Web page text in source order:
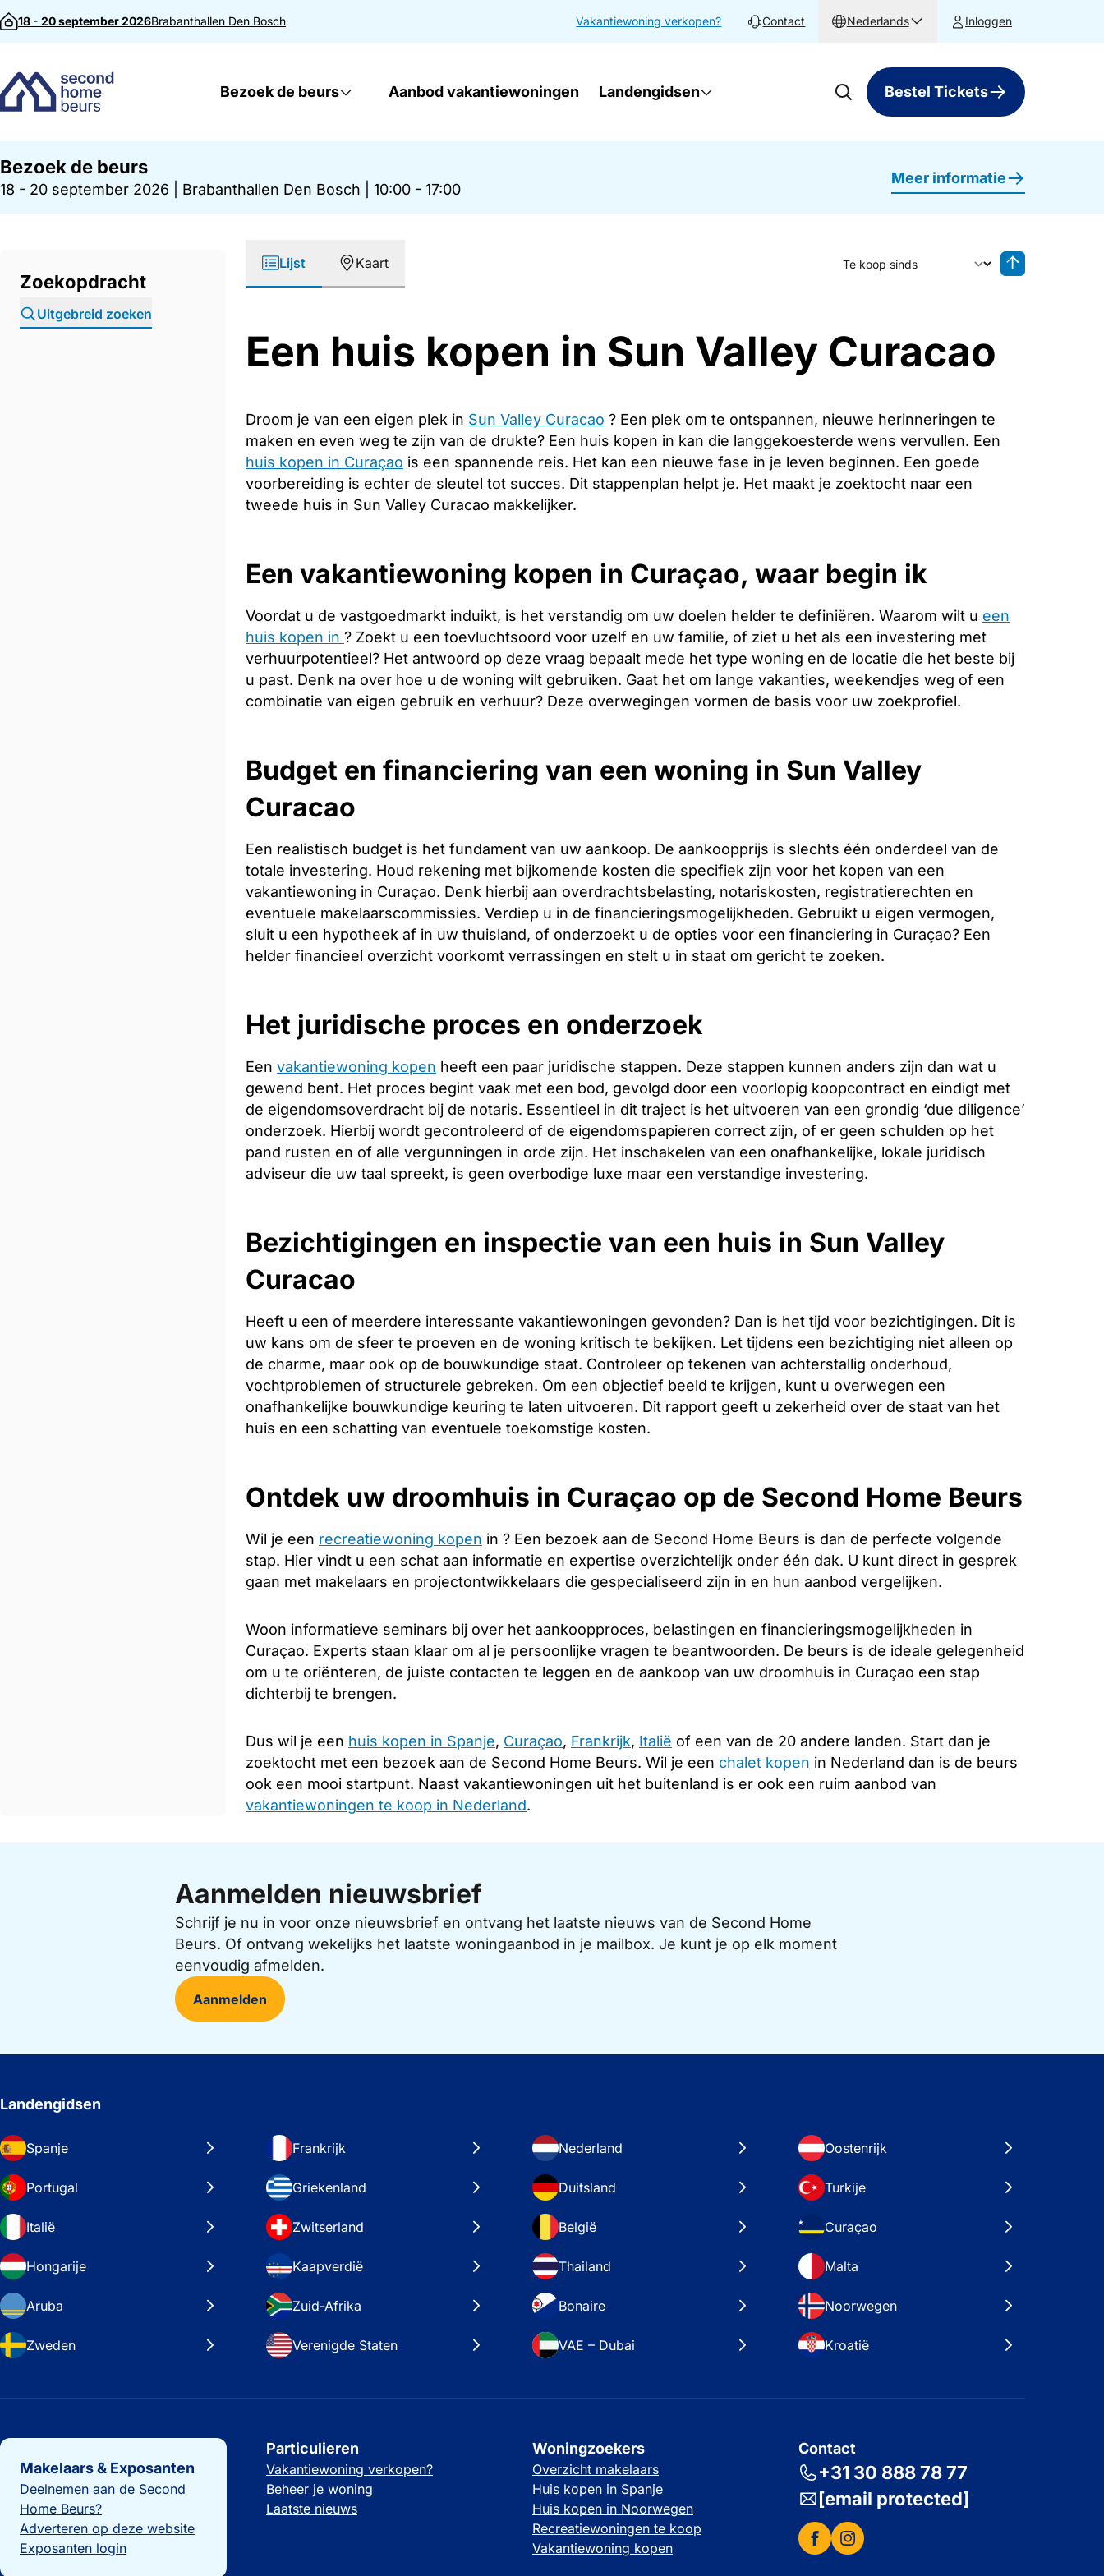
Direct naar inhoud
18 - 20 september 2026Brabanthallen Den Bosch Vakantiewoning verkopen? Contact Nederlands Inloggen
Bezoek de beurs Aanbod vakantiewoningen Landengidsen Bestel Tickets
Bezoek de beurs
18 - 20 september 2026 Brabanthallen Den Bosch 10:00 - 17:00
Meer informatie
Zoekopdracht
Uitgebreid zoeken
Lijst Kaart
Sorteer op
Een huis kopen in Sun Valley Curacao
Droom je van een eigen plek in Sun Valley Curacao ? Een plek om te ontspannen, nieuwe herinneringen te
maken en even weg te zijn van de drukte? Een huis kopen in kan die langgekoesterde wens vervullen. Een
huis kopen in Curaçao is een spannende reis. Het kan een nieuwe fase in je leven beginnen. Een goede
voorbereiding is echter de sleutel tot succes. Dit stappenplan helpt je. Het maakt je zoektocht naar een
tweede huis in Sun Valley Curacao makkelijker.
Een vakantiewoning kopen in Curaçao, waar begin ik
Voordat u de vastgoedmarkt induikt, is het verstandig om uw doelen helder te definiëren. Waarom wilt u een
huis kopen in ? Zoekt u een toevluchtsoord voor uzelf en uw familie, of ziet u het als een investering met
verhuurpotentieel? Het antwoord op deze vraag bepaalt mede het type woning en de locatie die het beste bij
u past. Denk na over hoe u de woning wilt gebruiken. Gaat het om lange vakanties, weekendjes weg of een
combinatie van eigen gebruik en verhuur? Deze overwegingen vormen de basis voor uw zoekprofiel.
Budget en financiering van een woning in Sun Valley
Curacao
Een realistisch budget is het fundament van uw aankoop. De aankoopprijs is slechts één onderdeel van de
totale investering. Houd rekening met bijkomende kosten die specifiek zijn voor het kopen van een
vakantiewoning in Curaçao. Denk hierbij aan overdrachtsbelasting, notariskosten, registratierechten en
eventuele makelaarscommissies. Verdiep u in de financieringsmogelijkheden. Gebruikt u eigen vermogen,
sluit u een hypotheek af in uw thuisland, of onderzoekt u de opties voor een financiering in Curaçao? Een
helder financieel overzicht voorkomt verrassingen en stelt u in staat om gericht te zoeken.
Het juridische proces en onderzoek
Een vakantiewoning kopen heeft een paar juridische stappen. Deze stappen kunnen anders zijn dan wat u
gewend bent. Het proces begint vaak met een bod, gevolgd door een voorlopig koopcontract en eindigt met
de eigendomsoverdracht bij de notaris. Essentieel in dit traject is het uitvoeren van een grondig ‘due diligence’
onderzoek. Hierbij wordt gecontroleerd of de eigendomspapieren correct zijn, of er geen schulden op het
pand rusten en of alle vergunningen in orde zijn. Het inschakelen van een onafhankelijke, lokale juridisch
adviseur die uw taal spreekt, is geen overbodige luxe maar een verstandige investering.
Bezichtigingen en inspectie van een huis in Sun Valley
Curacao
Heeft u een of meerdere interessante vakantiewoningen gevonden? Dan is het tijd voor bezichtigingen. Dit is
uw kans om de sfeer te proeven en de woning kritisch te bekijken. Let tijdens een bezichtiging niet alleen op
de charme, maar ook op de bouwkundige staat. Controleer op tekenen van achterstallig onderhoud,
vochtproblemen of structurele gebreken. Om een objectief beeld te krijgen, kunt u overwegen een
onafhankelijke bouwkundige keuring te laten uitvoeren. Dit rapport geeft u zekerheid over de staat van het
huis en een schatting van eventuele toekomstige kosten.
Ontdek uw droomhuis in Curaçao op de Second Home Beurs
Wil je een recreatiewoning kopen in ? Een bezoek aan de Second Home Beurs is dan de perfecte volgende
stap. Hier vindt u een schat aan informatie en expertise overzichtelijk onder één dak. U kunt direct in gesprek
gaan met makelaars en projectontwikkelaars die gespecialiseerd zijn in en hun aanbod vergelijken.
Woon informatieve seminars bij over het aankoopproces, belastingen en financieringsmogelijkheden in
Curaçao. Experts staan klaar om al je persoonlijke vragen te beantwoorden. De beurs is de ideale gelegenheid
om u te oriënteren, de juiste contacten te leggen en de aankoop van uw droomhuis in Curaçao een stap
dichterbij te brengen.
Dus wil je een huis kopen in Spanje, Curaçao, Frankrijk, Italië of een van de 20 andere landen. Start dan je
zoektocht met een bezoek aan de Second Home Beurs. Wil je een chalet kopen in Nederland dan is de beurs
ook een mooi startpunt. Naast vakantiewoningen uit het buitenland is er ook een ruim aanbod van
vakantiewoningen te koop in Nederland.
Aanmelden nieuwsbrief
Schrijf je nu in voor onze nieuwsbrief en ontvang het laatste nieuws van de Second Home
Beurs. Of ontvang wekelijks het laatste woningaanbod in je mailbox. Je kunt je op elk moment
eenvoudig afmelden.
Aanmelden
Landengidsen
Spanje Frankrijk Nederland Oostenrijk
Portugal Griekenland Duitsland Turkije
Italië Zwitserland België Curaçao
Hongarije Kaapverdië Thailand Malta
Aruba Zuid-Afrika Bonaire Noorwegen
Zweden Verenigde Staten VAE – Dubai Kroatië
Belangrijke links
Makelaars & Exposanten
Deelnemen aan de Second
Home Beurs?
Adverteren op deze website
Exposanten login
Particulieren
Vakantiewoning verkopen?
Beheer je woning
Laatste nieuws
Woningzoekers
Overzicht makelaars
Huis kopen in Spanje
Huis kopen in Noorwegen
Recreatiewoningen te koop
Vakantiewoning kopen
Contact
+31 30 888 78 77
[email protected]